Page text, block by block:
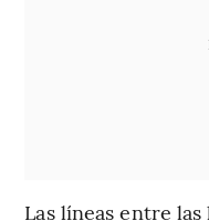
Las líneas entre